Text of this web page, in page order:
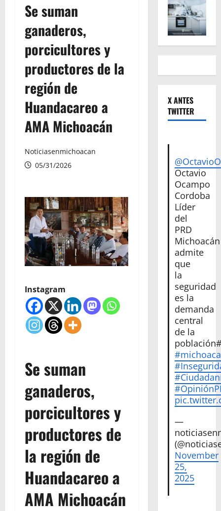
Se suman
ganaderos,
porcicultores y
productores de la
región de
Huandacareo a
AMA Michoacán
Noticiasenmichoacan
05/31/2026
Instagram
Se suman
ganaderos,
porcicultores y
productores de
la región de
Huandacareo a
AMA Michoacán
X ANTES
TWITTER
Octavio
Ocampo
Cordoba
Líder
del
PRD
Michoacán
admite
que
la
seguridad
es la
demanda
central
de la
—
November
25,
2025